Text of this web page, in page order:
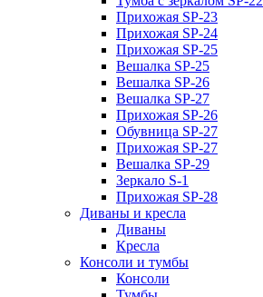
Прихожая SP-23
Прихожая SP-24
Прихожая SP-25
Вешалка SP-25
Вешалка SP-26
Вешалка SP-27
Прихожая SP-26
Обувница SP-27
Прихожая SP-27
Вешалка SP-29
Зеркало S-1
Прихожая SP-28
Диваны и кресла
Диваны
Кресла
Консоли и тумбы
Консоли